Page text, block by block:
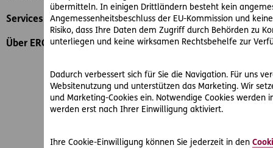
übermitteln. In einigen Drittländern besteht kein
Angemessenheitsbeschluss der EU-Kommission und
Risiko, dass Ihre Daten dem Zugriff durch Behörden zu
unterliegen und keine wirksamen Rechtsbehelfe zur
Dadurch verbessert sich für Sie die Navigation. Für uns
Websitenutzung und unterstützen das Marketing. Wir
und Marketing-Cookies ein. Notwendige Cookies werden
werden erst nach Ihrer Einwilligung aktiviert.
Ihre Cookie-Einwilligung können Sie jederzeit in den
Services
Über ERGO